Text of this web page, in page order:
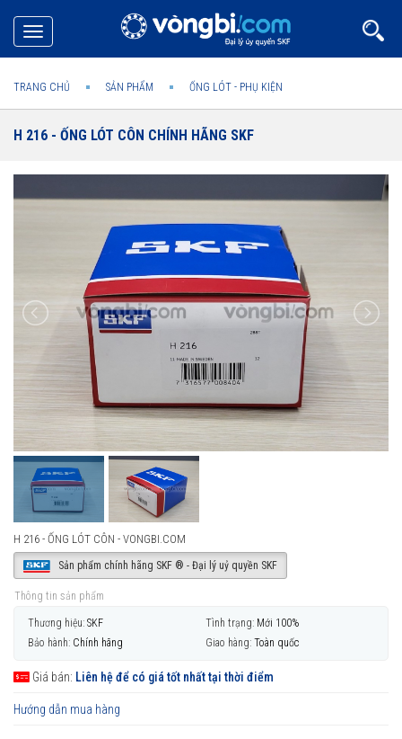
Toggle
navigation
TRANG CHỦ SẢN PHẨM ỐNG LÓT - PHỤ KIỆN
H 216 - ỐNG LÓT CÔN CHÍNH HÃNG SKF
H 216 - ỐNG LÓT CÔN - VONGBI.COM
Sản phẩm chính hãng SKF ® - Đại lý uỷ quyền SKF
Thông tin sản phẩm
Thương hiệu: SKF Tình trạng: Mới 100%
Bảo hành: Chính hãng Giao hàng: Toàn quốc
Giá bán: Liên hệ để có giá tốt nhất tại thời điểm
Hướng dẫn mua hàng